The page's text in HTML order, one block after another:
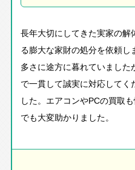
長年大切にしてきた実家の
る膨大な家財の処分を依頼
多さに途方に暮れていました
で一貫して誠実に対応してく
した。エアコンやPCの買取
でも大変助かりました。